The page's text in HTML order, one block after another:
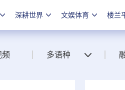
深耕世界 文娱体育 楼兰
频 多语种